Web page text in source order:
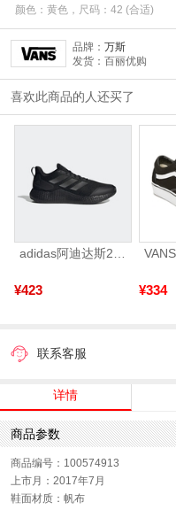
颜色：黄色，尺码：42 (合适)
品牌： 万斯
发货：百丽优购
喜欢此商品的人还买了
¥423 ¥334
联系客服
详情
商品参数
商品编号：100574913
上市月：2017年7月
鞋面材质：帆布